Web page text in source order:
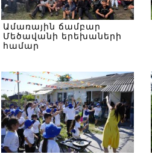
Ամառային ճամբար
Մեծավանի երեխաների
համար